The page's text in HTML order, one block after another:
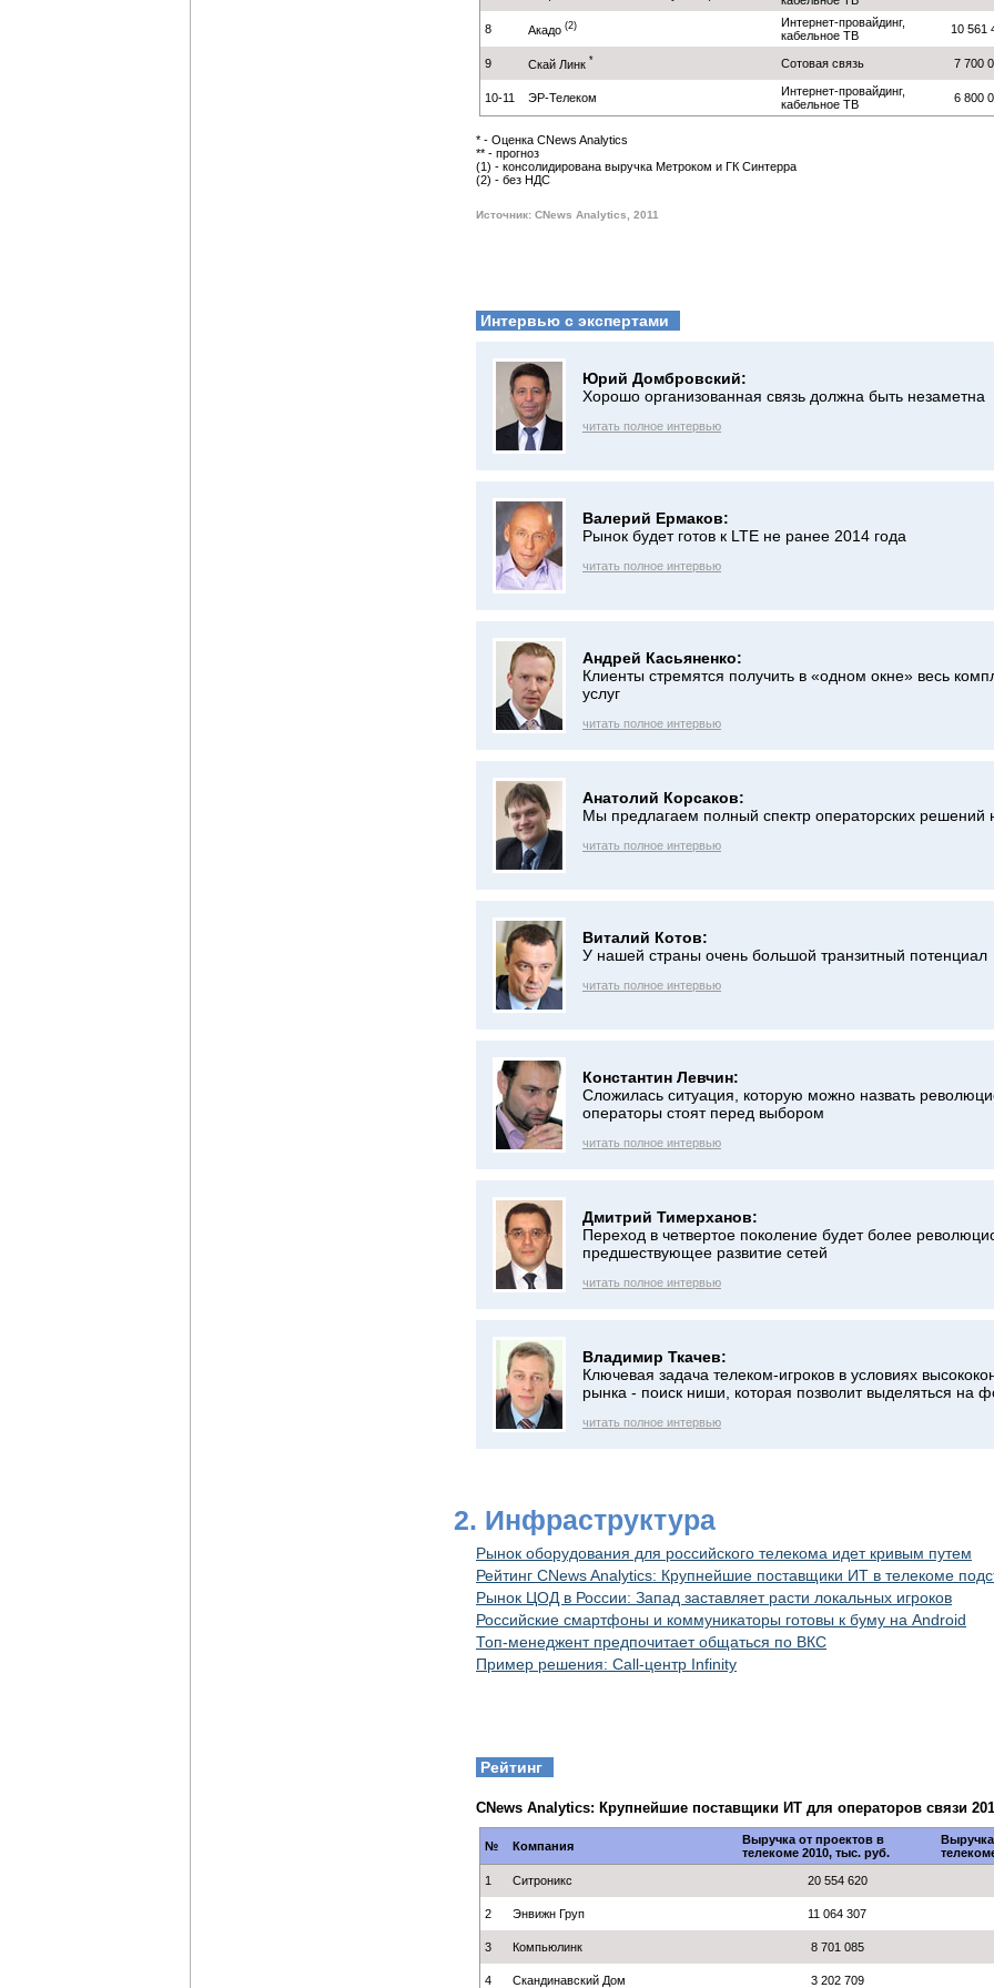
8 Акадо (2)
Интернет-провайдинг,
кабельное ТВ
10 561
9 Скай Линк * Сотовая связь 7 700
10-11 ЭР-Телеком
Интернет-провайдинг,
кабельное ТВ
6 800
* - Оценка CNews Analytics
** - прогноз
(1) - консолидирована выручка Метроком и ГК Синтерра
(2) - без НДС
Источник: CNews Analytics, 2011
Интервью с экспертами
Юрий Домбровский:
Хорошо организованная связь должна быть незаметна
читать полное интервью
Валерий Ермаков:
Рынок будет готов к LTE не ранее 2014 года
читать полное интервью
Андрей Касьяненко:
Клиенты стремятся получить в «одном окне» весь
услуг
читать полное интервью
Анатолий Корсаков:
Мы предлагаем полный спектр операторских решений
читать полное интервью
Виталий Котов:
У нашей страны очень большой транзитный потенциал
читать полное интервью
Константин Левчин:
Сложилась ситуация, которую можно назвать
операторы стоят перед выбором
читать полное интервью
Дмитрий Тимерханов:
Переход в четвертое поколение будет более
предшествующее развитие сетей
читать полное интервью
Владимир Ткачев:
Ключевая задача телеком-игроков в условиях
рынка - поиск ниши, которая позволит выделяться на
читать полное интервью
2. Инфраструктура
Рынок оборудования для российского телекома идет кривым путем
Рейтинг CNews Analytics: Крупнейшие поставщики ИТ в телекоме
Рынок ЦОД в России: Запад заставляет расти локальных игроков
Российские смартфоны и коммуникаторы готовы к буму на Android
Топ-менеджент предпочитает общаться по ВКС
Пример решения: Call-центр Infinity
Рейтинг
CNews Analytics: Крупнейшие поставщики ИТ для операторов связи
№ Компания
Выручка от проектов в
телекоме 2010, тыс. руб.
1 Ситроникс 20 554 620
2 Энвижн Груп 11 064 307
3 Компьюлинк 8 701 085
4 Скандинавский Дом 3 202 709